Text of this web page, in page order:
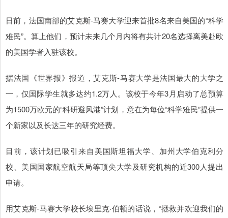
日前，法国南部的艾克斯-马赛大学迎来首批8名来自美国的“科学
难民”。算上他们，预计未来几个月内将有共计20名选择离美赴欧
的美国学者入驻该校。
据法国《世界报》报道，艾克斯-马赛大学是法国最大的大学之
一，仅国际学生就多达约1.2万人。该校于今年3月启动了总预算
为1500万欧元的“科研避风港”计划，意在为每位“科学难民”提供一
个新家以及长达三年的研究经费。
目前，该计划已吸引来自美国斯坦福大学、加州大学伯克利分
校、美国国家航空航天局等顶尖大学及研究机构的近300人提出
申请。
用艾克斯-马赛大学校长埃里克·伯顿的话说，“拯救并欢迎我们的